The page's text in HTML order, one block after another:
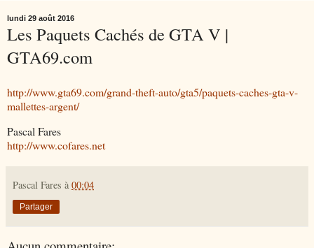
lundi 29 août 2016
Les Paquets Cachés de GTA V |
GTA69.com
http://www.gta69.com/grand-theft-auto/gta5/paquets-caches-gta-v-
mallettes-argent/
Pascal Fares
http://www.cofares.net
Pascal Fares à 00:04
Partager